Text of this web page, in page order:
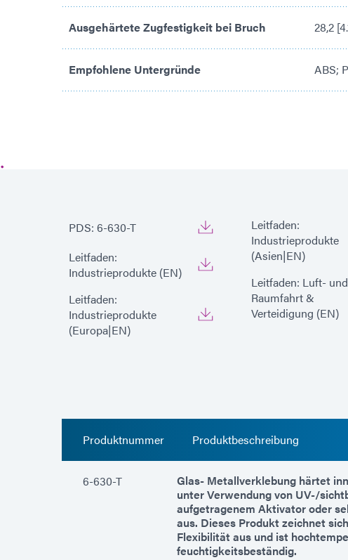
Ausgehärtete Zugfestigkeit bei Bruch 28,2
Empfohlene Untergründe ABS;
PDS: 6-630-T
Leitfaden:
Industrieprodukte (EN)
Leitfaden:
Industrieprodukte
(Europa|EN)
Leitfaden:
Industrieprodukte
(Asien|EN)
Leitfaden: Luft- und
Raumfahrt &
Verteidigung (EN)
Produktnummer Produktbeschreibung
6-630-T
Glas- Metallverklebung härtet
unter Verwendung von UV-/
aufgetragenem Aktivator oder
aus. Dieses Produkt zeichnet
Flexibilität aus und ist
feuchtigkeitsbeständig.